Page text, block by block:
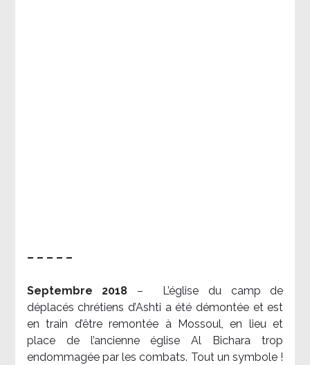
– – – – –
Septembre 2018 –
L’église du camp de
déplacés chrétiens d’Ashti a été démontée et est
en train d’être remontée à Mossoul, en lieu et
place de l’ancienne église Al Bichara trop
endommagée par les combats. Tout un symbole !